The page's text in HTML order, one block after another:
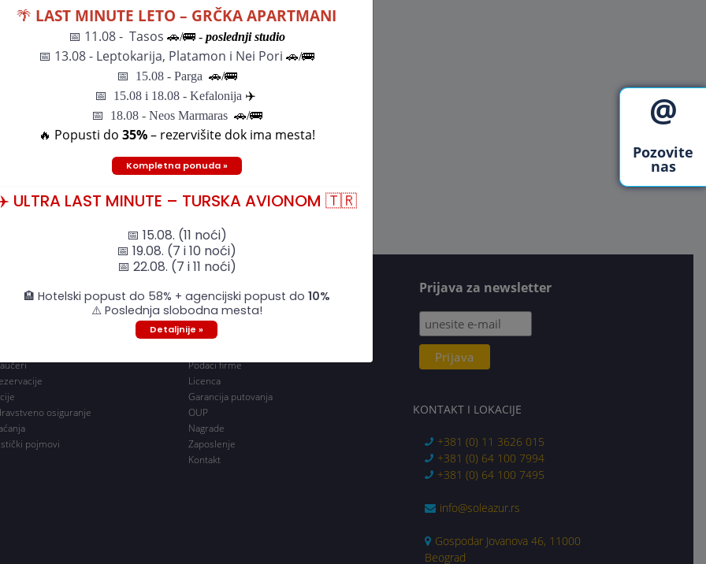
@
Pozovite
nas
Stara Planina
🌴 LAST MINUTE LETO – GRČKA APARTMANI
📅 11.08 - Tasos 🚗/🚌 - poslednji studio
📅 13.08 - Leptokarija, Platamon i Nei Pori 🚗/🚌
📅 15.08 - Parga 🚗/🚌
📅 15.08 i 18.08 - Kefalonija ✈️
📅 18.08 - Neos Marmaras 🚗/🚌
🔥 Popusti do 35%– rezervišite dok ima mesta!
Kompletna ponuda »
ULTRA LAST MINUTE – TURSKA AVIONOM 🇹🇷
📅 15.08. (11 noći)
📅 19.08. (7 i 10 noći)
📅 22.08. (7 i 11 noći)
🏨 Hotelski popust do 58% + agencijski popust do 10%
⚠️ Poslednja slobodna mesta!
Detaljnije »
osiguranje
pojmovi
SOLE AZUR
Podaci firme
Licenca
Garancija putovanja
OUP
Nagrade
Zaposlenje
Kontakt
Prijava za newsletter
KONTAKT I LOKACIJE
+381 (0) 11 3626 015
+381 (0) 64 100 7994
+381 (0) 64 100 7495
info@soleazur.rs
Gospodar Jovanova 46, 11000
Beograd